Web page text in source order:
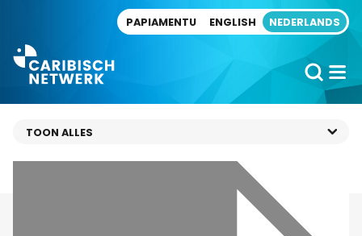
PAPIAMENTU ENGLISH NEDERLANDS